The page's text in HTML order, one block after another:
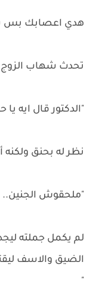
هدي اعصابك بس
تحدث شهاب الزوج
"الدكتور قال ايه
نظر له بحنق ولكنه
"ملحقوش الجنين..
لم يكمل جملته
الضيق والاسف
"